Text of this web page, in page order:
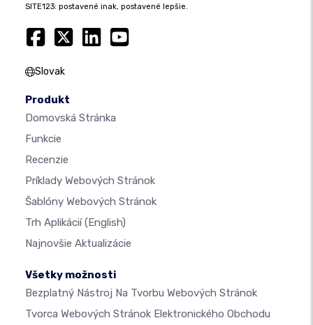
SITE123: postavené inak, postavené lepšie.
Slovak
Produkt
Domovská Stránka
Funkcie
Recenzie
Príklady Webových Stránok
Šablóny Webových Stránok
Trh Aplikácií(English)
Najnovšie Aktualizácie
Všetky možnosti
Bezplatný Nástroj Na Tvorbu Webových Stránok
Tvorca Webových Stránok Elektronického Obchodu